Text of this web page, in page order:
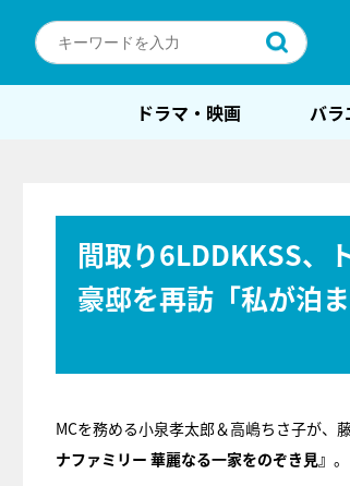
ドラマ・映画 バラ
間取り6LDDKKSS、
豪邸を再訪「私が泊
MCを務める小泉孝太郎＆高嶋ちさ子が、
ナファミリー 華麗なる一家をのぞき見』 。